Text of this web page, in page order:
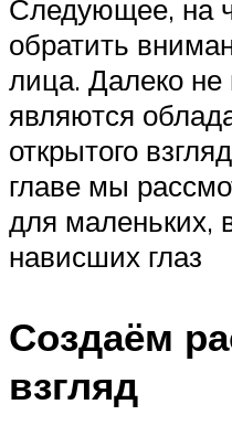
Следующее, на
обратить
лица. Далеко
являются
открытого
главе мы
для маленьких,
нависших глаз
Создаём
взгляд